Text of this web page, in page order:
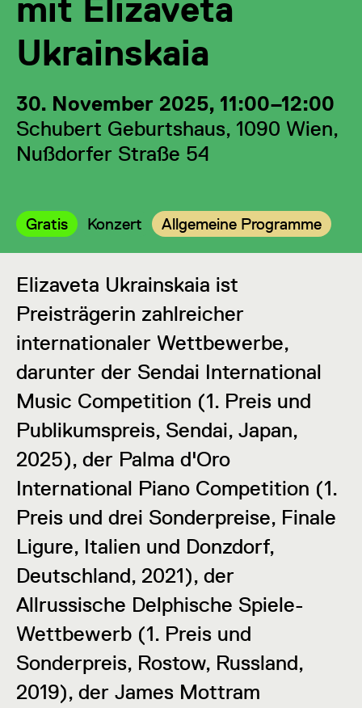
mit Elizaveta
Ukrainskaia
30. November 2025, 11:00–12:00
Schubert Geburtshaus, 1090 Wien,
Nußdorfer Straße 54
Kategorie:
Gratis Kategorie:
Konzert Kategorie:
Allgemeine Programme
Elizaveta Ukrainskaia ist
Preisträgerin zahlreicher
internationaler Wettbewerbe,
darunter der Sendai International
Music Competition (1. Preis und
Publikumspreis, Sendai, Japan,
2025), der Palma d'Oro
International Piano Competition (1.
Preis und drei Sonderpreise, Finale
Ligure, Italien und Donzdorf,
Deutschland, 2021), der
Allrussische Delphische Spiele-
Wettbewerb (1. Preis und
Sonderpreis, Rostow, Russland,
2019), der James Mottram